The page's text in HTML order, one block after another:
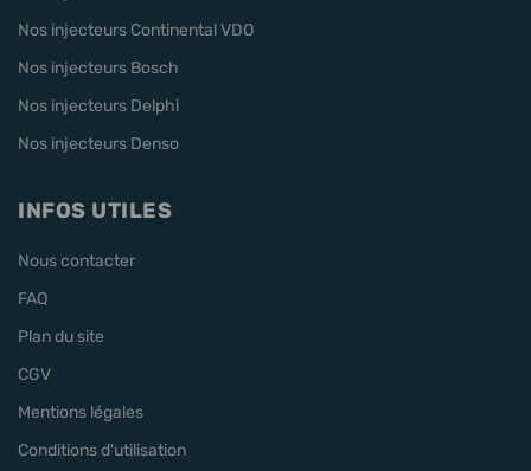
Nos injecteurs Continental VDO
Nos injecteurs Bosch
Nos injecteurs Delphi
Nos injecteurs Denso
INFOS UTILES
Nous contacter
FAQ
Plan du site
CGV
Mentions légales
Conditions d'utilisation